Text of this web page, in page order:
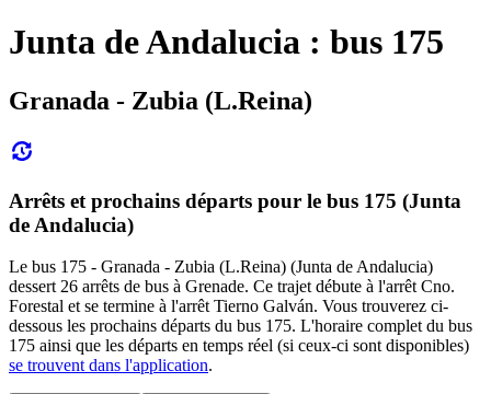
Junta de Andalucia : bus 175
Granada - Zubia (L.Reina)
Arrêts et prochains départs pour le bus 175 (Junta
de Andalucia)
Le bus 175 - Granada - Zubia (L.Reina) (Junta de Andalucia)
dessert 26 arrêts de bus à Grenade. Ce trajet débute à l'arrêt Cno.
Forestal et se termine à l'arrêt Tierno Galván. Vous trouverez ci-
dessous les prochains départs du bus 175. L'horaire complet du bus
175 ainsi que les départs en temps réel (si ceux-ci sont disponibles)
se trouvent dans l'application.